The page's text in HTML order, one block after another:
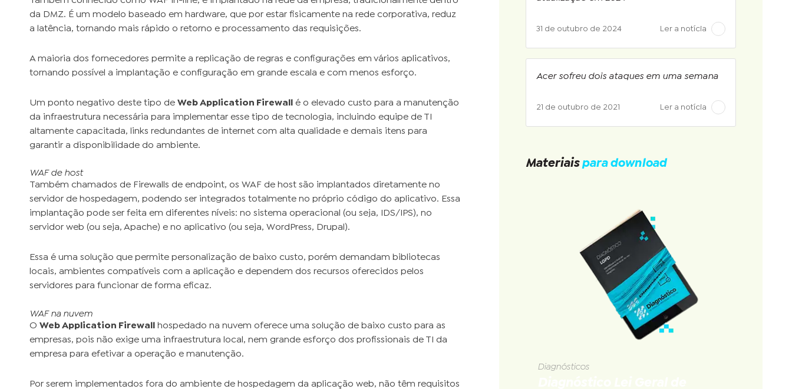
da DMZ. É um modelo baseado em hardware, que por estar fisicamente na rede corporativa, reduz
a latência, tornando mais rápido o retorno e processamento das requisições.
A maioria dos fornecedores permite a replicação de regras e configurações em vários aplicativos,
tornando possível a implantação e configuração em grande escala e com menos esforço.
Um ponto negativo deste tipo de Web Application Firewall
é o elevado custo para a manutenção
da infraestrutura necessária para implementar esse tipo de tecnologia, incluindo equipe de TI
altamente capacitada, links redundantes de internet com alta qualidade e demais itens para
garantir a disponibilidade do ambiente.
WAF de host
Também chamados de Firewalls de endpoint, os WAF de host são implantados diretamente no
servidor de hospedagem, podendo ser integrados totalmente no próprio código do aplicativo. Essa
implantação pode ser feita em diferentes níveis: no sistema operacional (ou seja, IDS/IPS), no
servidor web (ou seja, Apache) e no aplicativo (ou seja, WordPress, Drupal).
Essa é uma solução que permite personalização de baixo custo, porém demandam bibliotecas
locais, ambientes compatíveis com a aplicação e dependem dos recursos oferecidos pelos
servidores para funcionar de forma eficaz.
WAF na nuvem
O Web Application Firewall
hospedado na nuvem oferece uma solução de baixo custo para as
empresas, pois não exige uma infraestrutura local, nem grande esforço dos profissionais de TI da
empresa para efetivar a operação e manutenção.
Por serem implementados fora do ambiente de hospedagem da aplicação web, não têm requisitos
31 de outubro de 2024 Ler a notícia
Acer sofreu dois ataques em uma semana
21 de outubro de 2021 Ler a notícia
Materiais para download
Diagnósticos